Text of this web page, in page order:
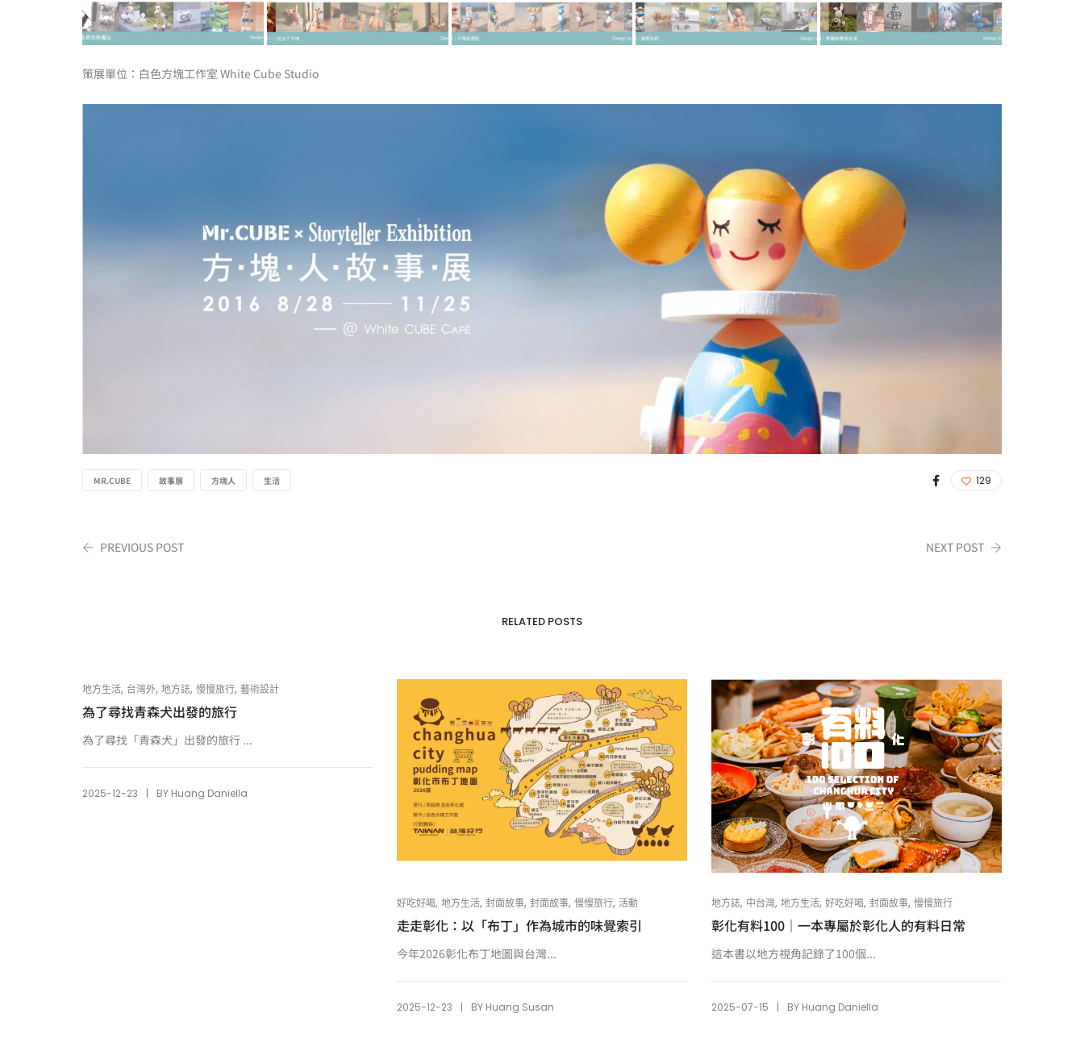
策展單位：白色方塊工作室 White Cube Studio
MR.CUBE 故事展 方塊人 生活 129
PREVIOUS POST NEXT POST
RELATED POSTS
地方生活, 台灣外, 地方誌, 慢慢旅行, 藝術設計
為了尋找青森犬出發的旅行
為了尋找「青森犬」出發的旅行 ...
2025-12-23 | BY Huang Daniella
好吃好喝, 地方生活, 封面故事, 封面故事, 慢慢旅行, 活動
走走彰化：以「布丁」作為城市的味覺索引
今年2026彰化布丁地圖與台灣...
2025-12-23 | BY Huang Susan
地方誌, 中台灣, 地方生活, 好吃好喝, 封面故事, 慢慢旅行
彰化有料100｜一本專屬於彰化人的有料日常
這本書以地方視角記錄了100個...
2025-07-15 | BY Huang Daniella